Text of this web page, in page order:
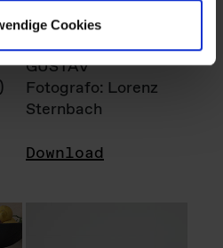
Cookies
GUSTAV
Fotografo: Lorenz
Sternbach
Download